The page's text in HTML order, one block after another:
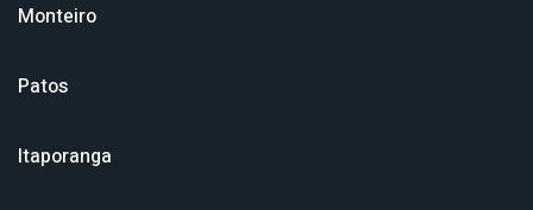
Monteiro
Patos
Itaporanga